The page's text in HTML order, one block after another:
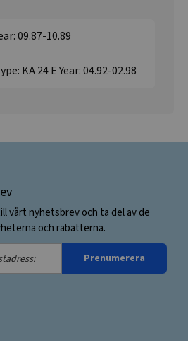
09.87-10.89
KA 24 E Year: 04.92-02.98
vårt nyhetsbrev och ta del av de
och rabatterna.
Prenumerera